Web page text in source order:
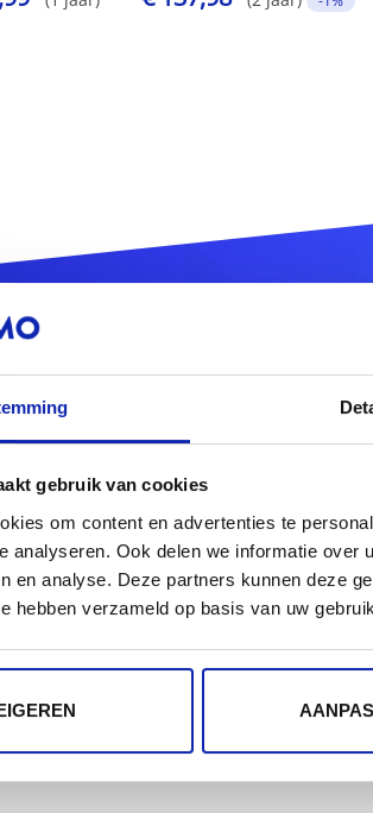
gebruik van cookies
om content en advertenties te
analyseren. Ook delen we informatie
en analyse. Deze partners kunnen deze
hebben verzameld op basis van uw
Registreer uw
zoek naar meer